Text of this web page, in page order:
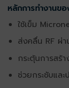
หลักการทำงานข
ใช้เข็ม
ส่งคลื่น RF ผ่า
กระตุ้นการสร้
ช่วยกระชับแล